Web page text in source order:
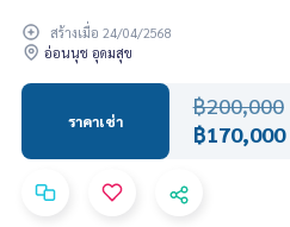
สร้างเมื่อ 24/04/2568
อ่อนนุช อุดมสุข
ราคาเช่า
฿200,000
฿170,000